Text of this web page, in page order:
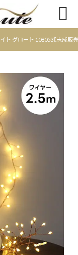

ト グロート 108053【志成